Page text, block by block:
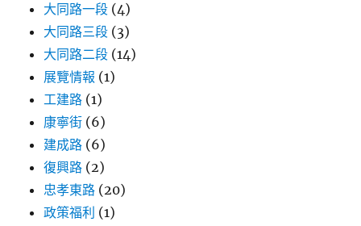
大同路一段 (4)
大同路三段 (3)
大同路二段 (14)
展覽情報 (1)
工建路 (1)
康寧街 (6)
建成路 (6)
復興路 (2)
忠孝東路 (20)
政策福利 (1)